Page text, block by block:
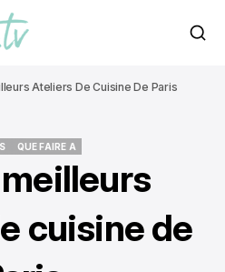
Ateliers De Cuisine De Paris
QUE FAIRE A
cuisine de